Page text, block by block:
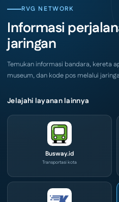
City
Surabaya
Pekan
Ini
CIVD
e-
Commerce
di
IPA
2026
RVG NETWORK
Informasi
jaringan
Temukan informasi bandara, kereta
museum, dan kode pos melalui
Jelajahi layanan lainnya
Busway.id
Transportasi kota